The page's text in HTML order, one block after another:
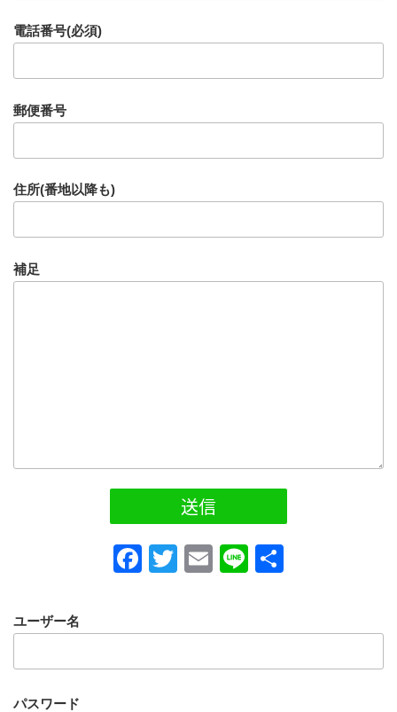
電話番号(必須)
郵便番号
住所(番地以降も)
補足
F
e
b
T
er
E Li
ユーザー名
パスワード